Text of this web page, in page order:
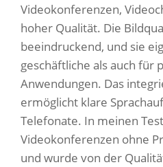
Videokonferenzen,
hoher Qualität. Die
beeindruckend, und sie
geschäftliche als auch für
Anwendungen. Das
ermöglicht klare
Telefonate. In meinen
Videokonferenzen ohne
und wurde von der